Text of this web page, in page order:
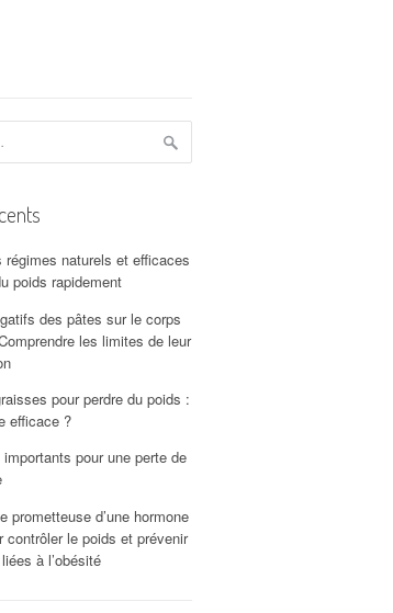
régimes naturels et efficaces
poids rapidement
des pâtes sur le corps
les limites de leur
pour perdre du poids :
efficace ?
pour une perte de
prometteuse d’une hormone
contrôler le poids et prévenir
à l’obésité